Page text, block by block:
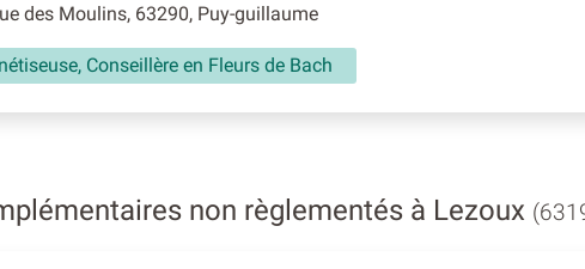
des Moulins, 63290, Puy-guillaume
Conseillère en Fleurs de Bach
non règlementés à Lezoux